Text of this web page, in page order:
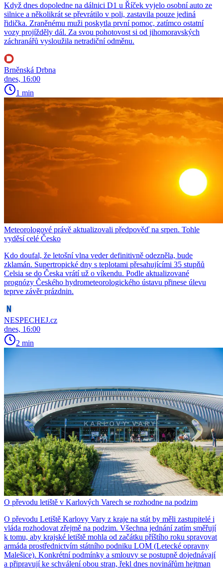
Když dnes dopoledne na dálnici D1 u Říček vyjelo osobní auto ze
silnice a několikrát se převrátilo v poli, zastavila pouze jediná
řidička. Zraněnému muži poskytla první pomoc, zatímco ostatní
vozy projížděly dál. Za svou pohotovost si od jihomoravských
záchranářů vysloužila netradiční odměnu.
Brněnská Drbna
dnes, 16:00
1 min
Meteorologové právě aktualizovali předpověď na srpen. Tohle
vyděsí celé Česko
Kdo doufal, že letošní vlna veder definitivně odezněla, bude
zklamán. Supertropické dny s teplotami přesahujícími 35 stupňů
Celsia se do Česka vrátí už o víkendu. Podle aktualizované
prognózy Českého hydrometeorologického ústavu přinese úlevu
teprve závěr prázdnin.
NESPECHEJ.cz
dnes, 16:00
2 min
O převodu letiště v Karlových Varech se rozhodne na podzim
O převodu Letiště Karlovy Vary z kraje na stát by měli zastupitelé i
vláda rozhodovat zřejmě na podzim. Všechna jednání zatím směřují
k tomu, aby krajské letiště mohla od začátku příštího roku spravovat
armáda prostřednictvím státního podniku LOM (Letecké opravny
Malešice). Konkrétní podmínky a smlouvy se postupně dojednávají
a připravují ke schválení obou stran, řekl dnes novinářům hejtman